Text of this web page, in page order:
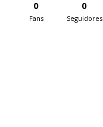
0
Fans
0
Seguidores